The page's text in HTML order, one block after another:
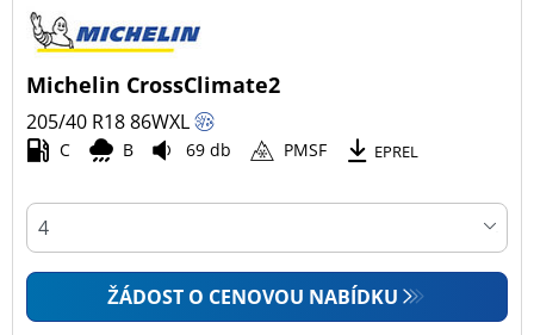
Michelin CrossClimate2
205/40 R1886WXL
C B 69 db PMSF EPREL
ŽÁDOST O CENOVOU NABÍDKU